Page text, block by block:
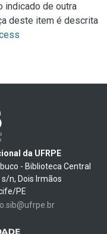
indicado de outra
deste item é descrita
da UFRPE
- Biblioteca Central
n, Dois Irmãos
PE